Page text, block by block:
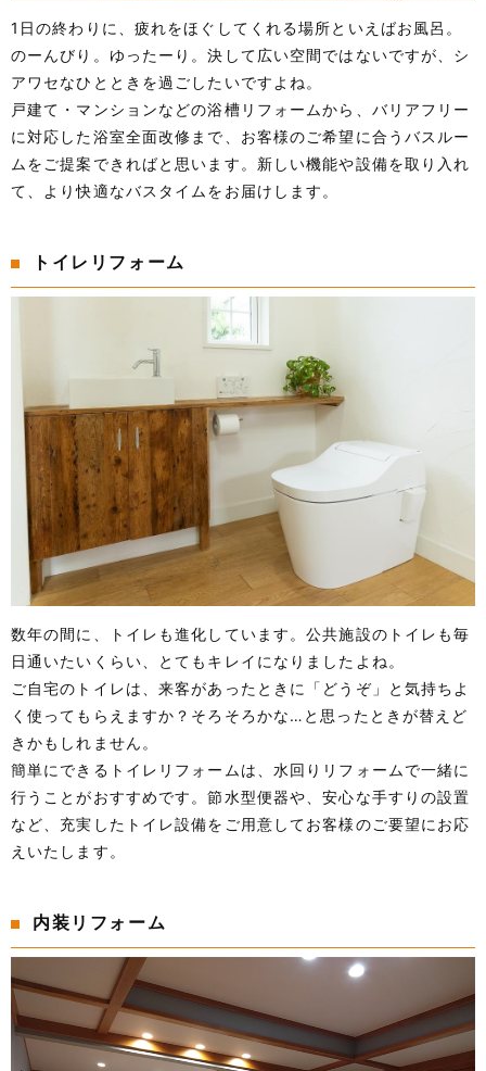
1日の終わりに、疲れをほぐしてくれる場所といえばお風呂。
のーんびり。ゆったーり。決して広い空間ではないですが、シ
アワセなひとときを過ごしたいですよね。
戸建て・マンションなどの浴槽リフォームから、バリアフリー
に対応した浴室全面改修まで、お客様のご希望に合うバスルー
ムをご提案できればと思います。新しい機能や設備を取り入れ
て、より快適なバスタイムをお届けします。
トイレリフォーム
数年の間に、トイレも進化しています。公共施設のトイレも毎
日通いたいくらい、とてもキレイになりましたよね。
ご自宅のトイレは、来客があったときに「どうぞ」と気持ちよ
く使ってもらえますか？そろそろかな…と思ったときが替えど
きかもしれません。
簡単にできるトイレリフォームは、水回りリフォームで一緒に
行うことがおすすめです。節水型便器や、安心な手すりの設置
など、充実したトイレ設備をご用意してお客様のご要望にお応
えいたします。
内装リフォーム